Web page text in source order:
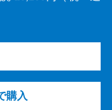
購入